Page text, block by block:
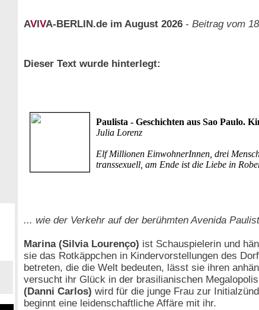
AV VA-BERLIN.de im August 2026 - Beitrag vom
Dieser Text wurde hinterlegt:
Paulista - Geschichten aus Sao Paulo.
Julia Lorenz
Elf Millionen EinwohnerInnen, drei
transsexuell, am Ende ist die Liebe in
... wie der Verkehr auf der berühmten Avenida
Marina (Silvia Lourenço) ist Schauspielerin und
sie das Rotkäppchen in Kindervorstellungen des
betreten, die die Welt bedeuten, lässt sie ihren
versucht ihr Glück in der brasilianischen
(Danni Carlos) wird für die junge Frau zur
beginnt eine leidenschaftliche Affäre mit ihr.